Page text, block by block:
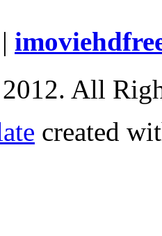
|
All
created